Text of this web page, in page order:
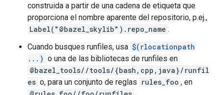
construida a partir de una cadena de etiqueta que
proporciona el nombre aparente del repositorio, p.ej.,
Label("@bazel_skylib").repo_name .
Cuando busques runfiles, usa $(rlocationpath
...) o una de las bibliotecas de runfiles en
@bazel_tools//tools/{bash,cpp,java}/runfil
es o, para un conjunto de reglas rules_foo , en